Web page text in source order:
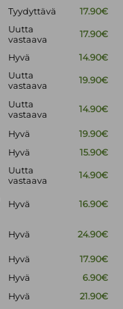
Tyydyttävä 17.90€
Uutta
vastaava
17.90€
Hyvä 14.90€
Uutta
vastaava
19.90€
Uutta
vastaava
14.90€
Hyvä
19.90€
Hyvä 15.90€
Uutta
vastaava
14.90€
Hyvä 16.90€
Hyvä 24.90€
Hyvä
17.90€
Hyvä
6.90€
Hyvä
21.90€